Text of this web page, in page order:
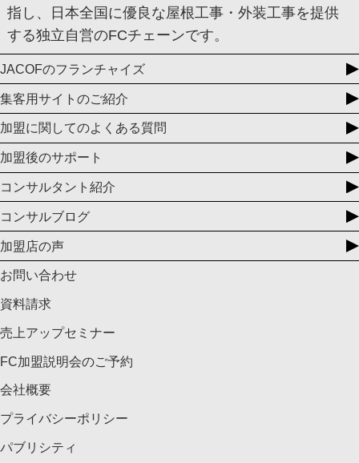
指し、日本全国に優良な屋根工事・外装工事を提供
する独立自営のFCチェーンです。
JACOFのフランチャイズ
集客用サイトのご紹介
加盟に関してのよくある質問
加盟後のサポート
コンサルタント紹介
コンサルブログ
加盟店の声
お問い合わせ
資料請求
売上アップセミナー
FC加盟説明会のご予約
会社概要
プライバシーポリシー
パブリシティ